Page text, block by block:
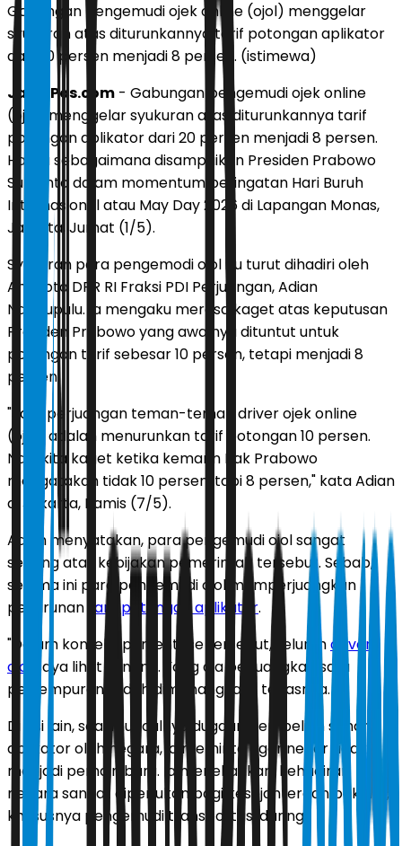
Gabungan pengemudi ojek online (ojol) menggelar
syukuran atas diturunkannya tarif potongan aplikator
dari 20 persen menjadi 8 persen. (istimewa)
JawaPos.com - Gabungan pengemudi ojek online
(ojol) menggelar syukuran atas diturunkannya tarif
potongan aplikator dari 20 persen menjadi 8 persen.
Hal itu sebagaimana disampaikan Presiden Prabowo
Subianto dalam momentum peringatan Hari Buruh
Internasional atau May Day 2026 di Lapangan Monas,
Jakarta, Jumat (1/5).
Syukuran para pengemodi ojol itu turut dihadiri oleh
Anggota DPR RI Fraksi PDI Perjuangan, Adian
Napitupulu. Ia mengaku merasa kaget atas keputusan
Presiden Prabowo yang awalnya dituntut untuk
potongan tarif sebesar 10 persen, tetapi menjadi 8
persen.
"Jadi, perjuangan teman-teman driver ojek online
(ojol) adalah menurunkan tarif potongan 10 persen.
Nah, kita kaget ketika kemarin Pak Prabowo
mengatakan tidak 10 persen, tapi 8 persen," kata Adian
di Jakarta, Kamis (7/5).
Adian menyatakan, para pengemudi ojol sangat
senang atas kebijakan pemerintah tersebut. Sebab,
selama ini para pengemudi ojol memperjuangkan
penurunan tarif potongan aplikator.
"Dalam konteks persentase tersebut, seluruhdriver
ojol
saya lihat senang. Yang dia perjuangkan satu
pertempuran sudah dimenangkan," tegasnya.
Di sisi lain, soal munculnya dugaan pembelian saham
aplikator oleh negara, ia meminta agar negar tidak
menjadi pemain baru. Ia menekankan, kehadiran
negara sangat diperlukan bagi kesejahteraan pekerja,
khususnya pengemudi transportasi daring.